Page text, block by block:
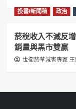
投書/新聞稿 政治
菸稅收入不減反
銷量與黑市雙贏
世衛菸草減害專家 王